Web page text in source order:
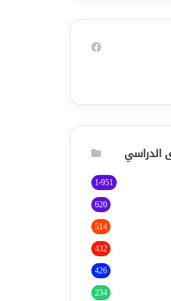
الدراسي
1٬951
620
514
432
426
234